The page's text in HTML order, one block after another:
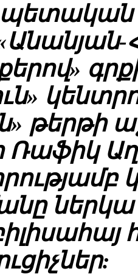
պետական
թերթի
Ռաֆիկ
ներկա